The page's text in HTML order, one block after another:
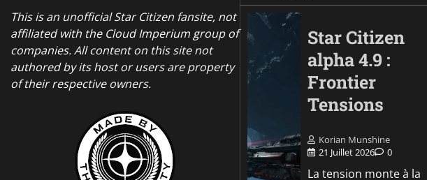
This is an unofficial Star Citizen fansite, not
affiliated with the Cloud Imperium group of
companies. All content on this site not
authored by its host or users are property
of their respective owners.
Star Citizen
alpha 4.9 :
Frontier
Tensions
Korian Munshine
21 Juillet 2026
0
La tension monte à la